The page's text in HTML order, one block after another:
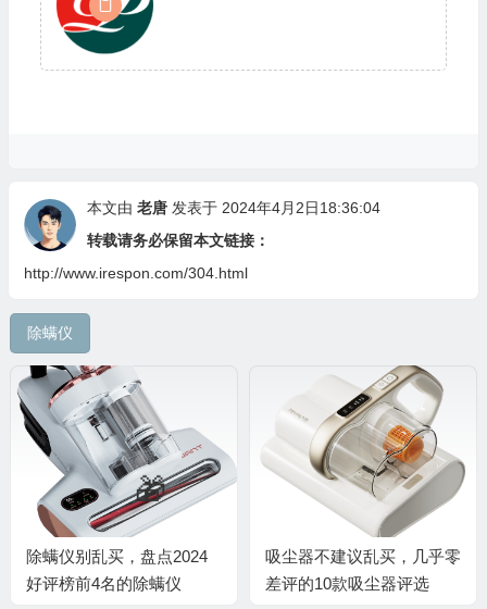
本文由 老唐发表于 2024年4月2日18:36:04
转载请务必保留本文链接：
http://www.irespon.com/304.html
除螨仪
除螨仪别乱买，盘点2024
好评榜前4名的除螨仪
吸尘器不建议乱买，几乎零
差评的10款吸尘器评选